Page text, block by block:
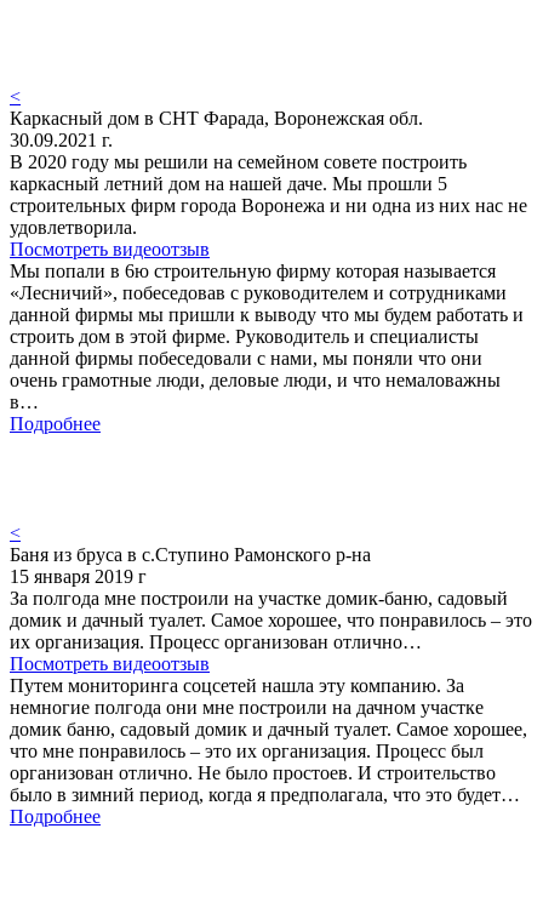
<
Каркасный дом в СНТ Фарада, Воронежская обл.
30.09.2021 г.
В 2020 году мы решили на семейном совете построить
каркасный летний дом на нашей даче. Мы прошли 5
строительных фирм города Воронежа и ни одна из них нас не
удовлетворила.
Посмотреть видеоотзыв
Мы попали в 6ю строительную фирму которая называется
«Лесничий», побеседовав с руководителем и сотрудниками
данной фирмы мы пришли к выводу что мы будем работать и
строить дом в этой фирме. Руководитель и специалисты
данной фирмы побеседовали с нами, мы поняли что они
очень грамотные люди, деловые люди, и что немаловажны
в…
Подробнее
<
Баня из бруса в с.Ступино Рамонского р-на
15 января 2019 г
За полгода мне построили на участке домик-баню, садовый
домик и дачный туалет. Самое хорошее, что понравилось – это
их организация. Процесс организован отлично…
Посмотреть видеоотзыв
Путем мониторинга соцсетей нашла эту компанию. За
немногие полгода они мне построили на дачном участке
домик баню, садовый домик и дачный туалет. Самое хорошее,
что мне понравилось – это их организация. Процесс был
организован отлично. Не было простоев. И строительство
было в зимний период, когда я предполагала, что это будет…
Подробнее